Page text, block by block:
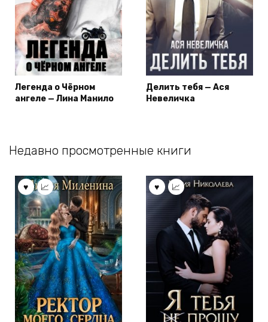
Легенда о Чёрном
ангеле — Лина Манило
Делить тебя — Ася
Невеличка
Недавно просмотренные книги